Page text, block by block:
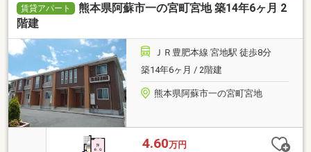
賃貸アパート
熊本県阿蘇市一の宮町宮地 築14年6ヶ月 2
階建
ＪＲ豊肥本線 宮地駅 徒歩8分
築14年6ヶ月 / 2階建
熊本県阿蘇市一の宮町宮地
4.60万円